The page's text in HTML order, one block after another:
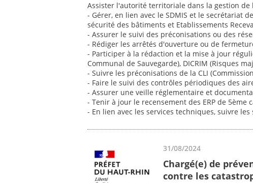
Assister l'autorité territoriale dans la gestion de
- Gérer, en lien avec le SDMIS et le secrétariat
sécurité des bâtiments et Etablissements
- Assurer le suivi des préconisations ou des
- Rédiger les arrêtés d'ouverture ou de
- Participer à la rédaction et la mise à jour
Communal de Sauvegarde), DICRIM (Risques
- Suivre les préconisations de la CLI
- Faire le suivi des contrôles périodiques des
- Assurer une veille réglementaire et
- Tenir à jour le recensement des ERP de 5ème
- En lien avec les services techniques, suivre les
31/08/2024
Chargé(e) de
contre les